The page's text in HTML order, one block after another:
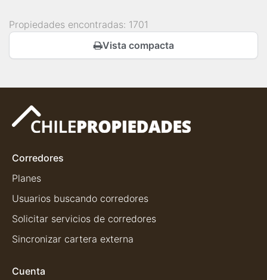
Propiedades encontradas: 1701
Vista compacta
Corredores
Planes
Usuarios buscando corredores
Solicitar servicios de corredores
Sincronizar cartera externa
Cuenta